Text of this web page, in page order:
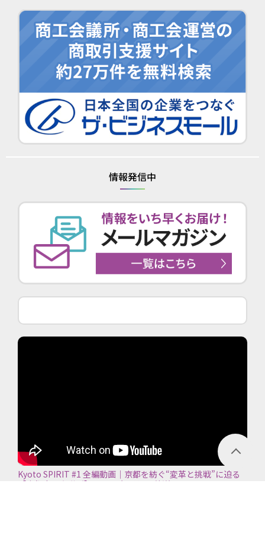
情報発信中
Kyoto SPIRIT #1 全編動画｜京都を紡ぐ“変革と挑戦”に迫る
【京都商工会議所】＜2026年7月5日放送＞